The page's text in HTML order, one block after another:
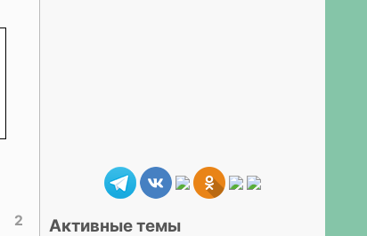
2 Активные темы